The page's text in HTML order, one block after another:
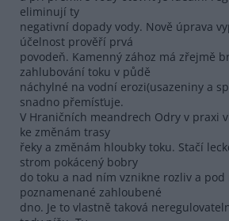
eliminují ty
negativní dopady vody. Nově úprava
účelnost prověří prvá
povodeň. Kamenný zához má zřejmě
zahlubování toku v půdě
náchylné na vodní erozi(usazeniny a
snadno přemísťuje.
V Hraničních meandrech Odry v praxi
ke změnám trasy
řeky a změnám hloubky toku. Stačí
strom pokácený bobry
do toku a nad ním vznikne rozliv a
poznamenané zahloubené
dno. Je to vlastně taková